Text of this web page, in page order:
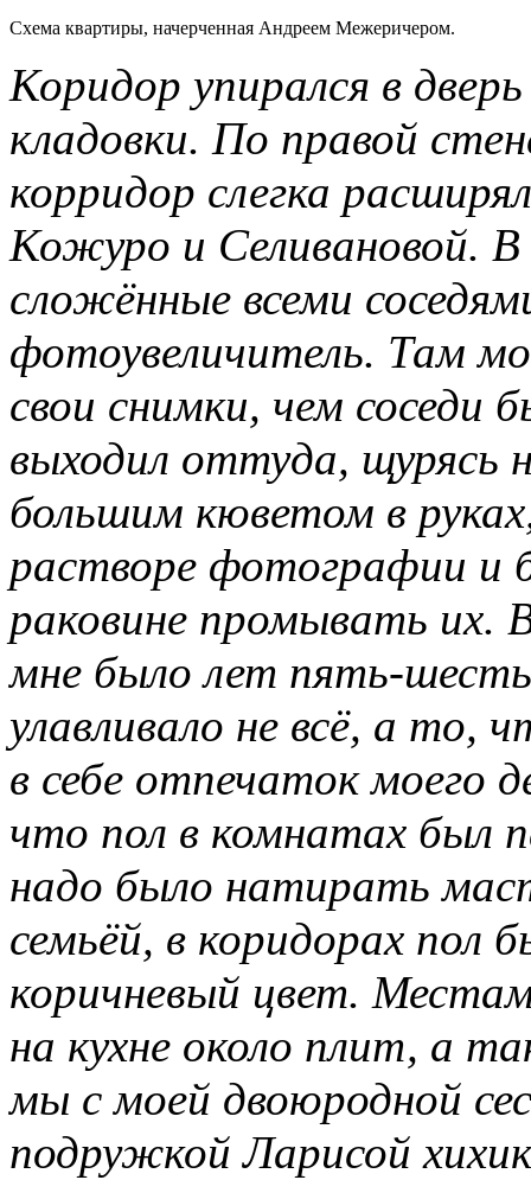
Схема квартиры, начерченная Андреем Межеричером.
Коридор упирался в
кладовки. По правой
корридор слегка
Кожуро и Селивановой. В
сложённые всеми
фотоувеличитель. Там
свои снимки, чем соседи
выходил оттуда, щурясь
большим кюветом в
растворе фотографии и
раковине промывать их.
мне было лет пять-
улавливало не всё, а то,
в себе отпечаток моего
что пол в комнатах был
надо было натирать
семьёй, в коридорах
коричневый цвет.
на кухне около плит, а
мы с моей двоюродной
подружкой Ларисой